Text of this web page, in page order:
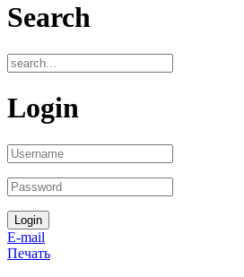
Search
Login
E-mail
Печать